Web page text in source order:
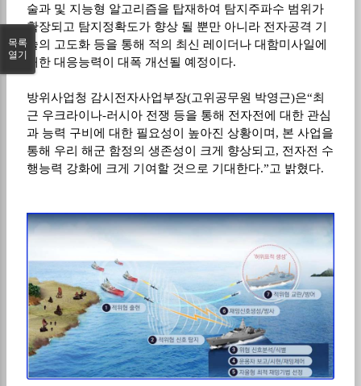
술과 및 지능형 알고리즘을 탑재하여 탐지주파수 범위가
확장되고 탐지정확도가 향상 될 뿐만 아니라 전자공격 기
술의 고도화 등을 통해 적의 최신 레이더나 대함미사일에
대한 대응능력이 대폭 개선될 예정이다.
방위사업청 감시전자사업부장(고위공무원 박영근)은“최
근 우크라이나-러시아 전쟁 등을 통해 전자전에 대한 관심
과 능력 구비에 대한 필요성이 높아진 상황이며, 본 사업을
통해 우리 해군 함정의 생존성이 크게 향상되고, 전자전 수
행능력 강화에 크게 기여할 것으로 기대한다.”고 밝혔다.
목록
열기